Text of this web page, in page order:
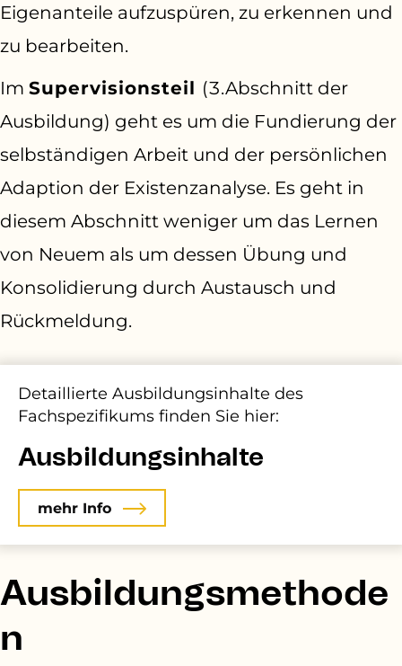
Eigenanteile aufzuspüren, zu erkennen und
zu bearbeiten.
Im Supervisionsteil (3.Abschnitt der
Ausbildung) geht es um die Fundierung der
selbständigen Arbeit und der persönlichen
Adaption der Existenzanalyse. Es geht in
diesem Abschnitt weniger um das Lernen
von Neuem als um dessen Übung und
Konsolidierung durch Austausch und
Rückmeldung.
Detaillierte Ausbildungsinhalte des
Fachspezifikums finden Sie hier:
Ausbildungsinhalte
mehr Info
Ausbildungsmethode
n